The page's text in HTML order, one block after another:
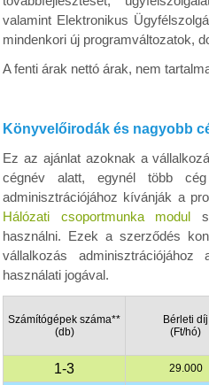
valamint Elektronikus
mindenkori új programváltozatok,
A fenti árak nettó árak, nem
Könyvelőirodák és nagyobb
Ez az ajánlat azoknak a
cégnév alatt, egynél több
adminisztrációjához kívánják a
Hálózati csoportmunka modul
használni. Ezek a szerződés
vállalkozás
használati jogával.
Számítógépek száma**
(db)
Bérleti díj
(Ft/hó)
1-3 29.000